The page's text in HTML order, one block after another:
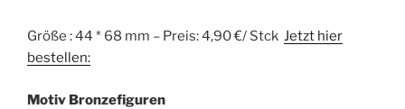
Größe : 44 * 68 mm – Preis: 4,90 €/ Stck Jetzt hier
bestellen:
Motiv Bronzefiguren